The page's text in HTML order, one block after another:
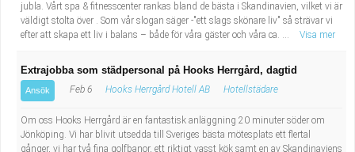
jubla. Vårt spa & fitnesscenter rankas bland de bästa i Skandinavien, vilket vi är
väldigt stolta över . Som vår slogan säger -"ett slags skönare liv" så strävar vi
efter att skapa ett liv i balans – både för våra gäster och våra ca. ...
Visa mer
Extrajobba som städpersonal på Hooks Herrgård, dagtid
Ansök Feb 6 Hooks Herrgård Hotell AB Hotellstädare
Om oss Hooks Herrgård är en fantastisk anläggning 20 minuter söder om
Jönköping. Vi har blivit utsedda till Sveriges bästa mötesplats ett flertal
gånger, vi har två fina golfbanor, ett riktigt vasst kök samt en av Skandinaviens